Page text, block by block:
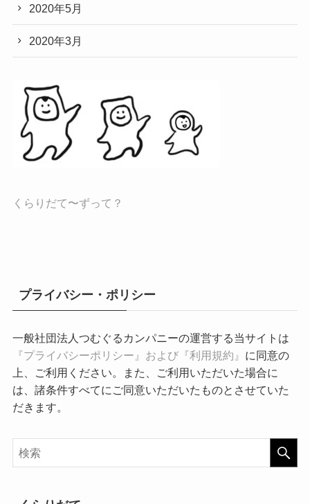
2020年5月
2020年3月
くらりだて〜ずって？
プライバシー・ポリシー
一般社団法人つむぐるカンパニーの運営する当サイトは
『プライバシーポリシー』および『利用規約』 に同意の
上、ご利用ください。また、ご利用いただいた場合に
は、諸条件すべてにご同意いただいたものとさせていた
だきます。